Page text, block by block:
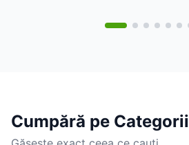
Cumpără pe Categorii